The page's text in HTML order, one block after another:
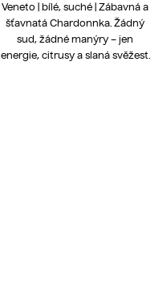
Veneto | bílé, suché | Zábavná a
šťavnatá Chardonnka. Žádný
sud, žádné manýry – jen
energie, citrusy a slaná svěžest.